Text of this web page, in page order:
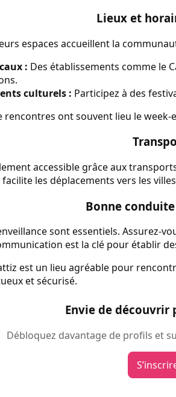
Lieux et
espaces accueillent la
: Des établissements comme le
culturels : Participez à des
rencontres ont souvent lieu le
accessible grâce aux
les déplacements vers les
Bonne
sont essentiels. Assurez-
est la clé pour établir
est un lieu agréable pour
et sécurisé.
Envie de découvrir
Débloquez davantage de profils et